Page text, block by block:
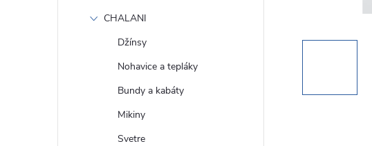
CHALANI
Džínsy
Nohavice a tepláky
Bundy a kabáty
Mikiny
Svetre